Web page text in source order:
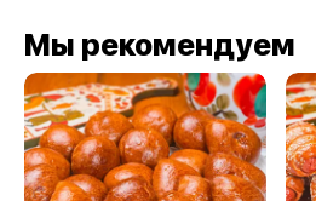
Мы рекомендуем